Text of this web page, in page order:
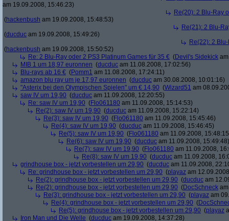
am 19.09.2008, 15:46:23)
Re(20): 2 Blu-Ray
(hackenbush am 19.09.2008, 15:48:53)
Re(21): 2 Blu-
(ducduc am 19.09.2008, 15:49:26)
Re(22): 2
(hackenbush am 19.09.2008, 15:50:52)
Re: 2 Blu-Ray oder 2 PS3 Platinum Games für 35 € (Devil's Sidekick
MIB 1 um 18,97 euronnen (ducduc am 11.08.2008, 17:02:56)
Blu-rays ab 16 € (Pomm1 am 11.08.2008, 17:24:11)
amazon blu ray um je 17,97 euronnen (ducduc am 30.08.2008, 10:01:16)
"Asterix bei den Olympischen Spielen" um € 14,90 (Wizard51 am
saw IV um 19,90 (ducduc am 11.09.2008, 12:20:55)
Re: saw IV um 19,90 (Flo061180 am 11.09.2008, 15:14:53)
Re(2): saw IV um 19,90 (ducduc am 11.09.2008, 15:22:14)
Re(3): saw IV um 19,90 (Flo061180 am 11.09.2008, 15:45:46)
Re(4): saw IV um 19,90 (ducduc am 11.09.2008, 15:46:45)
Re(5): saw IV um 19,90 (Flo061180 am 11.09.2008,
Re(6): saw IV um 19,90 (ducduc am 11.09.2008, 15:49:48)
Re(7): saw IV um 19,90 (Flo061180 am 11.09.2008,
Re(8): saw IV um 19,90 (ducduc am 11.09.2008,
grindhouse box - jetzt vorbestellen um 29,90 (ducduc am 11.09.2008,
Re: grindhouse box - jetzt vorbestellen um 29,90 (playaz am
Re(2): grindhouse box - jetzt vorbestellen um 29,90 (ducduc am
Re(2): grindhouse box - jetzt vorbestellen um 29,90 (DocSchneck
Re(3): grindhouse box - jetzt vorbestellen um 29,90 (playaz am
Re(4): grindhouse box - jetzt vorbestellen um 29,90 (
Re(5): grindhouse box - jetzt vorbestellen um 29,90 (playaz
Iron Man und Die Welle (ducduc am 19.09.2008, 14:37:28)